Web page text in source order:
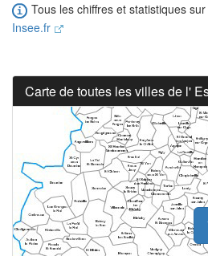
Tous les chiffres et statistiques
Insee.fr
Carte de toutes les villes de l'